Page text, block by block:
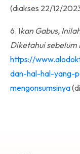
(diakses 22/12/
6. Ikan Gabus,
Diketahui sebelum
https://
dan-hal-hal-yang-
mengonsumsinya